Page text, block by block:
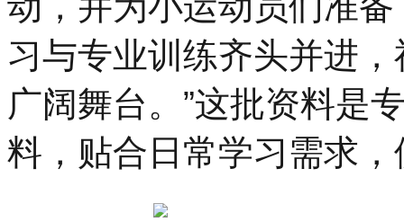
习与专业训练齐头并进
广阔舞台。”这批资料是
料，贴合日常学习需求